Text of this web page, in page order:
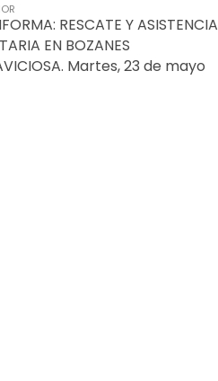
RESCATE Y ASISTENCIA
EN BOZANES
Martes, 23 de mayo